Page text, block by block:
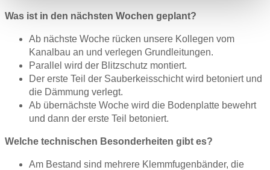
Was ist in den nächsten Wochen geplant?
Ab nächste Woche rücken unsere Kollegen vom
Kanalbau an und verlegen Grundleitungen.
Parallel wird der Blitzschutz montiert.
Der erste Teil der Sauberkeisschicht wird betoniert und
die Dämmung verlegt.
Ab übernächste Woche wird die Bodenplatte bewehrt
und dann der erste Teil betoniert.
Welche technischen Besonderheiten gibt es?
Am Bestand sind mehrere Klemmfugenbänder, die